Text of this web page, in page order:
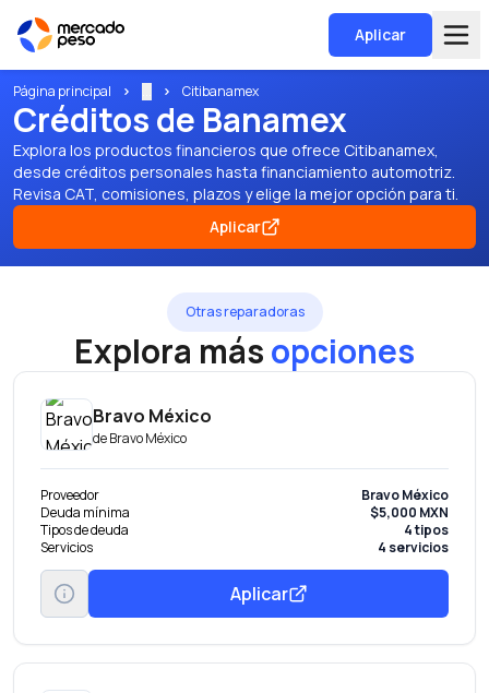
Aplicar
Página principal Citibanamex
Créditos de Banamex
Explora los productos financieros que ofrece Citibanamex,
desde créditos personales hasta financiamiento automotriz.
Revisa CAT, comisiones, plazos y elige la mejor opción para ti.
Aplicar
Otras reparadoras
Explora másopciones
Bravo México
deBravo México
Proveedor
Bravo México
Deuda mínima
$5,000 MXN
Tipos de deuda
4 tipos
Servicios
4 servicios
Aplicar